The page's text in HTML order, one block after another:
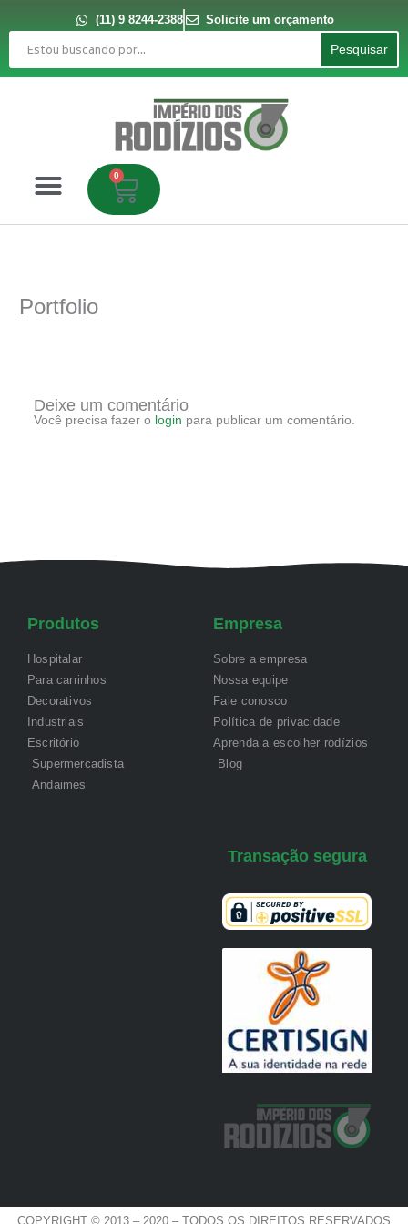
conteúdo
(11) 9 8244-2388
Solicite um orçamento
Pesquisar
Pesquisar
0
Carrinho
Portfolio
Deixe um comentário
Você precisa fazer o login para publicar um comentário.
Produtos
Hospitalar
Para carrinhos
Decorativos
Industriais
Escritório
Supermercadista
Andaimes
Empresa
Sobre a empresa
Nossa equipe
Fale conosco
Política de privacidade
Aprenda a escolher rodízios
Blog
Transação segura
COPYRIGHT © 2013 – 2020 – TODOS OS DIREITOS RESERVADOS